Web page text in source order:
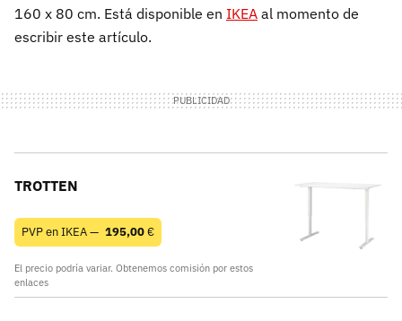
160 x 80 cm. Está disponible en IKEA al momento de
escribir este artículo.
TROTTEN
PVP en IKEA — 195,00€
El precio podría variar. Obtenemos comisión por estos
enlaces